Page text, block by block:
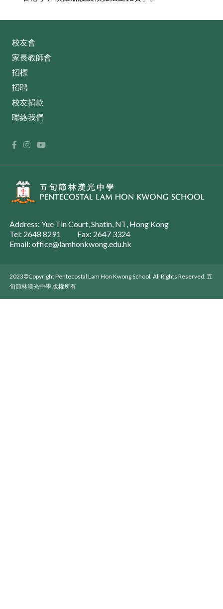
校友會
家長教師會
招標
招聘
校友捐款
聯絡我們
Address: Yue Tin Court, Shatin, NT, Hong Kong
Tel: 2648 8291
Fax: 2647 3324
Email: office@lamhonkwong.edu.hk
2023©Copyright Pentecostal Lam Hon Kwong School. All Rights Reserved. 五
旬節林漢光中學 版權所有